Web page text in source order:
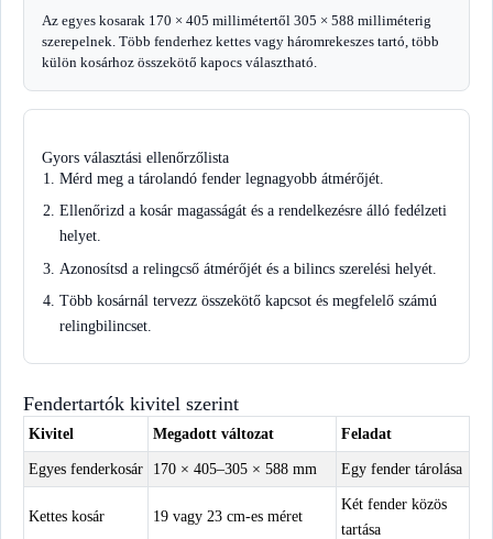
Az egyes kosarak 170 × 405 millimétertől 305 × 588 milliméterig
szerepelnek. Több fenderhez kettes vagy háromrekeszes tartó, több
külön kosárhoz összekötő kapocs választható.
Gyors választási ellenőrzőlista
Mérd meg a tárolandó fender legnagyobb átmérőjét.
Ellenőrizd a kosár magasságát és a rendelkezésre álló fedélzeti
helyet.
Azonosítsd a relingcső átmérőjét és a bilincs szerelési helyét.
Több kosárnál tervezz összekötő kapcsot és megfelelő számú
relingbilincset.
Fendertartók kivitel szerint
Kivitel Megadott változat Feladat
Egyes fenderkosár 170 × 405–305 × 588 mm Egy fender tárolása
Kettes kosár 19 vagy 23 cm-es méret
Két fender közös
tartása